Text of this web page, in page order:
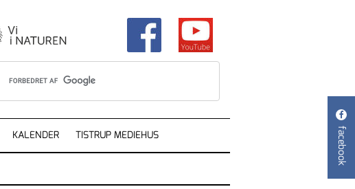
KALENDER TISTRUP MEDIEHUS

facebook